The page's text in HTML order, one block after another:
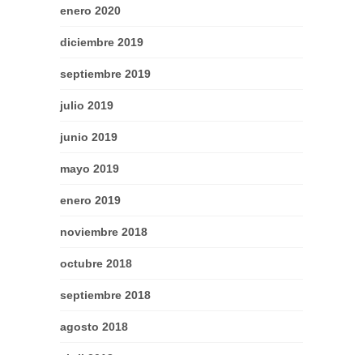
enero 2020
diciembre 2019
septiembre 2019
julio 2019
junio 2019
mayo 2019
enero 2019
noviembre 2018
octubre 2018
septiembre 2018
agosto 2018